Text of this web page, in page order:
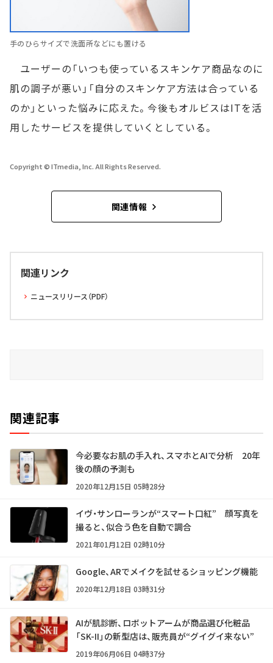
手のひらサイズで洗面所などにも置ける
ユーザーの「いつも使っているスキンケア商品なのに
肌の調子が悪い」「自分のスキンケア方法は合っている
のか」といった悩みに応えた。今後もオルビスはITを活
用したサービスを提供していくとしている。
Copyright © ITmedia, Inc. All Rights Reserved.
関連情報
関連リンク
ニュースリリース（PDF）
関連記事
今必要なお肌の手入れ、スマホとAIで分析 20年
後の顔の予測も
2020年12月15日 05時28分
イヴ・サンローランが“スマート口紅” 顔写真を
撮ると、似合う色を自動で調合
2021年01月12日 02時10分
Google、ARでメイクを試せるショッピング機能
2020年12月18日 03時31分
AIが肌診断、ロボットアームが商品選び――化粧品
「SK-II」の新型店は、販売員が“グイグイ来ない”
2019年06月06日 04時37分